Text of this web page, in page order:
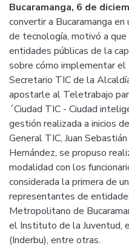
Bucaramanga, 6 de
convertir a Bucaramanga
de tecnología, motivó a
entidades públicas de la
sobre cómo implementar
Secretario TIC de la
apostarle al Teletrabajo
´Ciudad TIC - Ciudad
gestión realizada a inicios
General TIC, Juan
Hernández, se propuso
modalidad con los
considerada la primera de
representantes de
Metropolitano de
el Instituto de la Juventud,
(Inderbu), entre otras.